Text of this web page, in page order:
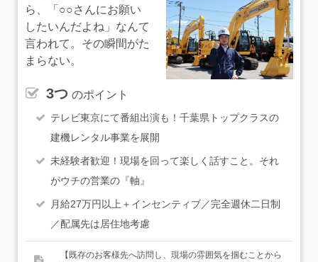
ら、「○○さんにお願い
したいんだよね」なんて
言われて。その瞬間がた
まらない。
3つ のポイント
テレビ東京にて番組出演も！千葉県トップクラスの
建機レンタル事業を展開
未経験者歓迎！現場を回って楽しく話すこと。それ
がウチの営業の『軸』
月給27万円以上＋インセンティブ／完全週休二日制
／配属先は居住地考慮
【既存のお客様先へ訪問し、現場の雰囲気を掴むことから